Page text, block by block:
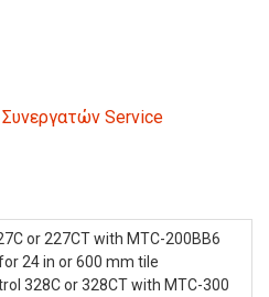
Service
or 227CT with MTC-200BB6
24 in or 600 mm tile
328C or 328CT with MTC-300